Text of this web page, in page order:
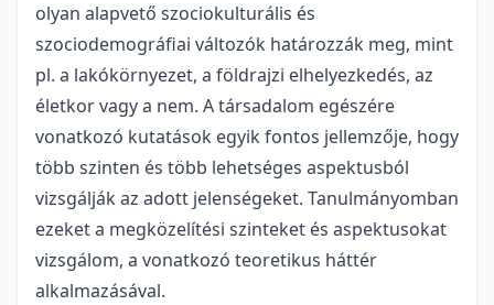
olyan alapvető szociokulturális és
szociodemográfiai változók határozzák meg, mint
pl. a lakókörnyezet, a földrajzi elhelyezkedés, az
életkor vagy a nem. A társadalom egészére
vonatkozó kutatások egyik fontos jellemzője, hogy
több szinten és több lehetséges aspektusból
vizsgálják az adott jelenségeket. Tanulmányomban
ezeket a megközelítési szinteket és aspektusokat
vizsgálom, a vonatkozó teoretikus háttér
alkalmazásával.